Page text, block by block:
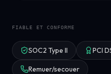
FIABLE ET CONFORME
SOC2 Type II PCI
Remuer/secouer